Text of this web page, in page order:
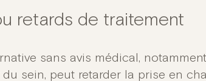
retards de traitement
sans avis médical,
sein, peut retarder la prise en